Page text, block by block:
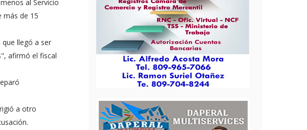
al Servicio
más de 15
que llegó a ser
afirmó el fiscal
a otro